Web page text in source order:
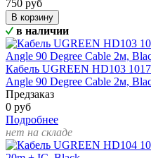
750 руб
В корзину
в наличии
Кабель UGREEN HD103
Angle 90 Degree Cable 2м,
Предзаказ
0 руб
Подробнее
нет на складе